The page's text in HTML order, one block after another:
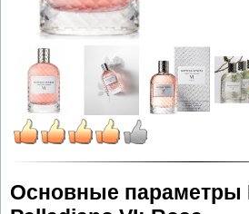
Основные параметры